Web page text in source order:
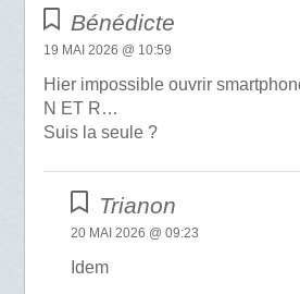
Bénédicte
19 MAI 2026 @ 10:59
Hier impossible ouvrir
N ET R…
Suis la seule ?
Trianon
20 MAI 2026 @ 09:23
Idem